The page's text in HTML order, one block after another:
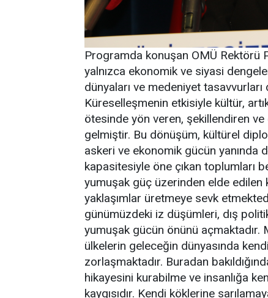
Programda konuşan OMÜ Rektörü
yalnızca ekonomik ve siyasi
dünyaları ve medeniyet
Küreselleşmenin etkisiyle kültür,
ötesinde yön veren, şekillendiren
gelmiştir. Bu dönüşüm, kültürel
askeri ve ekonomik gücün yanında
kapasitesiyle öne çıkan toplumları
yumuşak güç üzerinden elde edilen
yaklaşımlar üretmeye sevk
günümüzdeki iz düşümleri, dış
yumuşak gücün önünü açmaktadır.
ülkelerin geleceğin dünyasında
zorlaşmaktadır. Buradan
hikayesini kurabilme ve insanlığa
kaygısıdır. Kendi köklerine